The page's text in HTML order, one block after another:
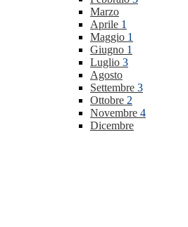
Marzo
Aprile 1
Maggio 1
Giugno 1
Luglio 3
Agosto
Settembre 3
Ottobre 2
Novembre 4
Dicembre